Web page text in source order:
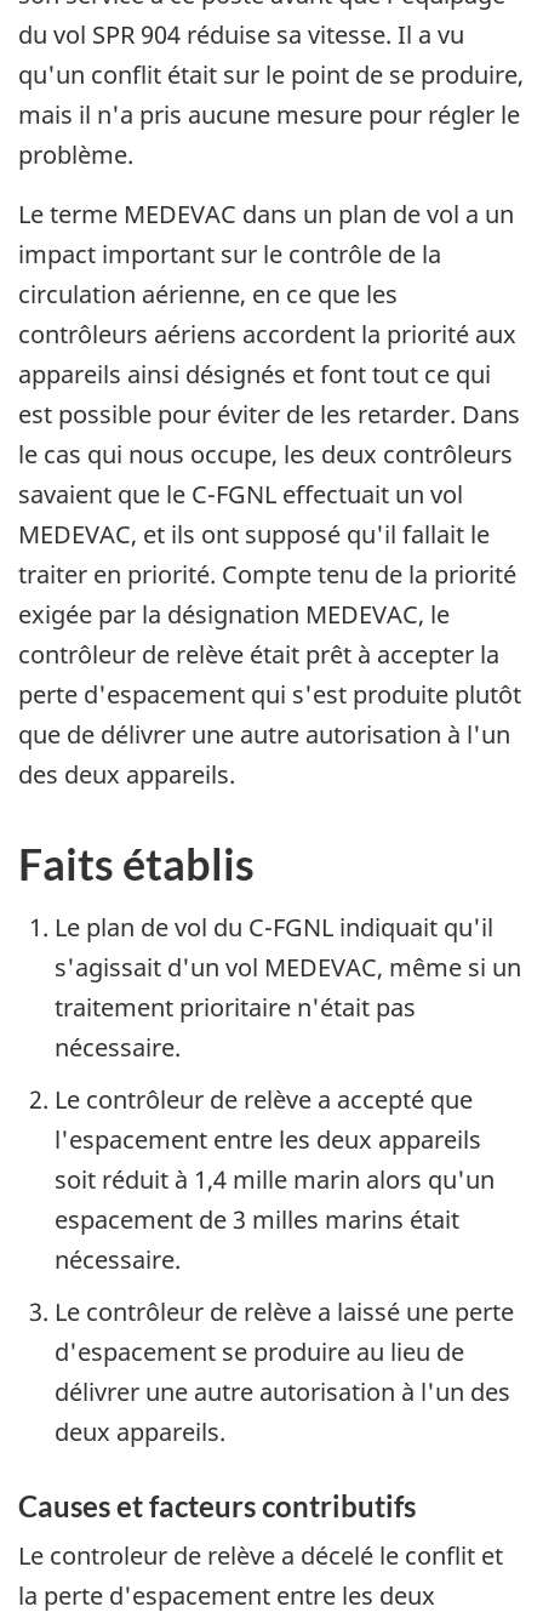
du vol SPR 904 réduise sa vitesse. Il a vu
qu'un conflit était sur le point de se produire,
mais il n'a pris aucune mesure pour régler le
problème.
Le terme MEDEVAC dans un plan de vol a un
impact important sur le contrôle de la
circulation aérienne, en ce que les
contrôleurs aériens accordent la priorité aux
appareils ainsi désignés et font tout ce qui
est possible pour éviter de les retarder. Dans
le cas qui nous occupe, les deux contrôleurs
savaient que le C-FGNL effectuait un vol
MEDEVAC, et ils ont supposé qu'il fallait le
traiter en priorité. Compte tenu de la priorité
exigée par la désignation MEDEVAC, le
contrôleur de relève était prêt à accepter la
perte d'espacement qui s'est produite plutôt
que de délivrer une autre autorisation à l'un
des deux appareils.
Faits établis
Le plan de vol du C-FGNL indiquait qu'il
s'agissait d'un vol MEDEVAC, même si un
traitement prioritaire n'était pas
nécessaire.
Le contrôleur de relève a accepté que
l'espacement entre les deux appareils
soit réduit à 1,4 mille marin alors qu'un
espacement de 3 milles marins était
nécessaire.
Le contrôleur de relève a laissé une perte
d'espacement se produire au lieu de
délivrer une autre autorisation à l'un des
deux appareils.
Causes et facteurs contributifs
Le controleur de relève a décelé le conflit et
la perte d'espacement entre les deux